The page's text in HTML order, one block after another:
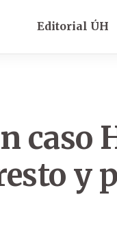
Editorial ÚH
caso
y